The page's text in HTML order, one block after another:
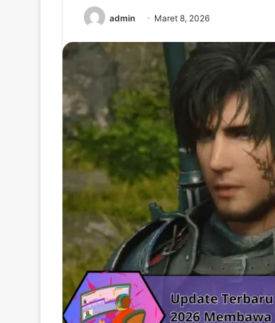
admin Maret 8, 2026